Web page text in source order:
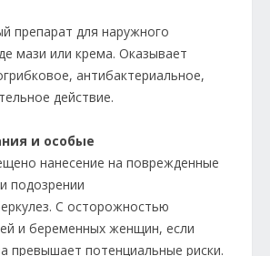
препарат для наружного
мази или крема. Оказывает
антибактериальное,
действие.
и особые
нанесение на поврежденные
подозрении
С осторожностью
и беременных женщин, если
превышает потенциальные риски.